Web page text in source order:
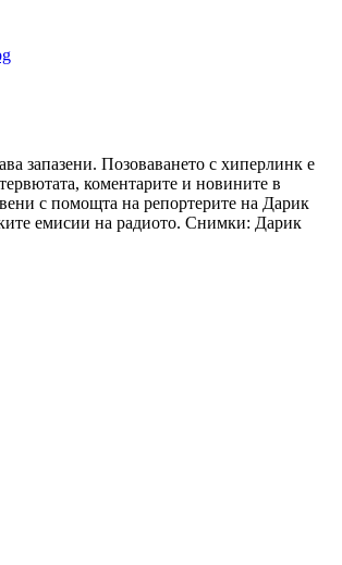
запазени. Позоваването с хиперлинк е
коментарите и новините в
с помощта на репортерите на Дарик
емисии на радиото. Снимки: Дарик